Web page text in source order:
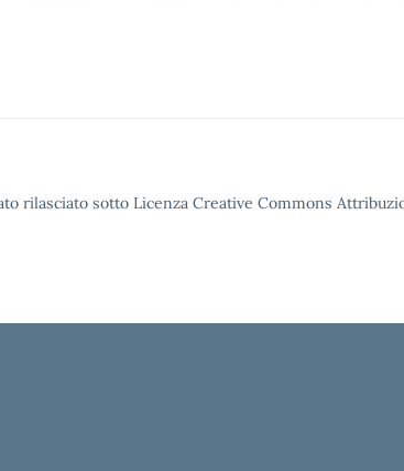
rilasciato sotto Licenza Creative Commons